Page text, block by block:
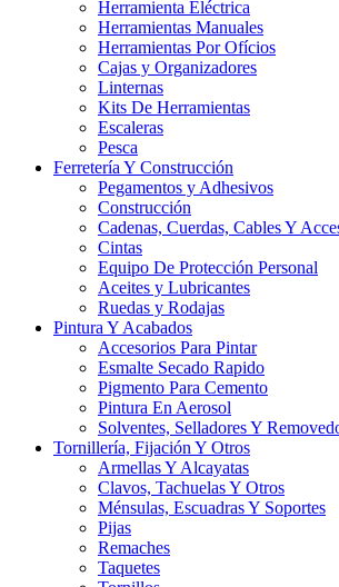
Herramienta Eléctrica
Herramientas Manuales
Herramientas Por Ofícios
Cajas y Organizadores
Linternas
Kits De Herramientas
Escaleras
Pesca
Ferretería Y Construcción
Pegamentos y Adhesivos
Construcción
Cadenas, Cuerdas, Cables Y
Cintas
Equipo De Protección Personal
Aceites y Lubricantes
Ruedas y Rodajas
Pintura Y Acabados
Accesorios Para Pintar
Esmalte Secado Rapido
Pigmento Para Cemento
Pintura En Aerosol
Solventes, Selladores Y
Tornillería, Fijación Y Otros
Armellas Y Alcayatas
Clavos, Tachuelas Y Otros
Ménsulas, Escuadras Y Soportes
Pijas
Remaches
Taquetes